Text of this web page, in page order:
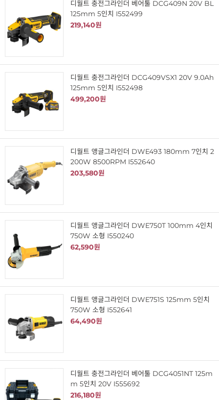
디월트 충전그라인더 베어툴 DCG409N 20V BL
125mm 5인치 I552499
219,140원
디월트 충전그라인더 DCG409VSX1 20V 9.0Ah
125mm 5인치 I552498
499,200원
디월트 앵글그라인더 DWE493 180mm 7인치 2
200W 8500RPM I552640
203,580원
디월트 앵글그라인더 DWE750T 100mm 4인치
750W 소형 I550240
62,590원
디월트 앵글그라인더 DWE751S 125mm 5인치
750W 소형 I552641
64,490원
디월트 충전그라인더 베어툴 DCG4051NT 125m
m 5인치 20V I555692
216,180원